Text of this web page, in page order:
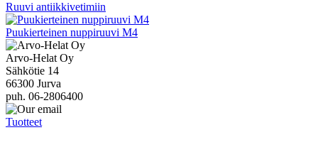
Ruuvi antiikkivetimiin
Puukierteinen nuppiruuvi M4
Arvo-Helat Oy
Sähkötie 14
66300 Jurva
puh. 06-2806400
Tuotteet